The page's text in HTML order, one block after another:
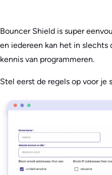
Bouncer Shield is super
en iedereen kan het in slechts
kennis van programmeren.
Stel eerst de regels op voor je